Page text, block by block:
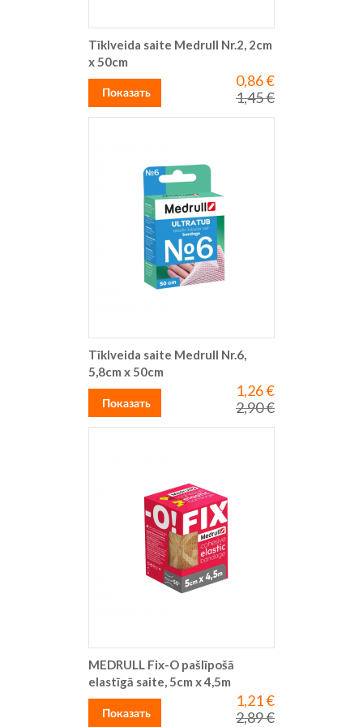
Tīklveida saite Medrull Nr.2, 2cm
x 50cm
Special
Price
0,86 €
Regular
Price
1,45 €
Показать
Tīklveida saite Medrull Nr.6,
5,8cm x 50cm
Special
Price
1,26 €
Regular
Price
2,90 €
Показать
MEDRULL Fix-O pašlīpošā
elastīgā saite, 5cm x 4,5m
Special
Price
1,21 €
Regular
2,89 €
Показать